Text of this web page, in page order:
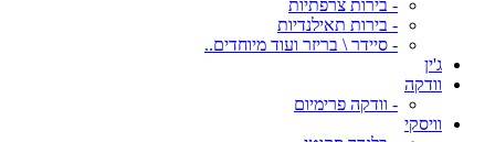
- בירות צרפתיות
- בירות תאילנדיות
- סיידר \ בריזר ועוד מיוחדים..
ג'ין
וודקה
- וודקה פרימיום
וויסקי